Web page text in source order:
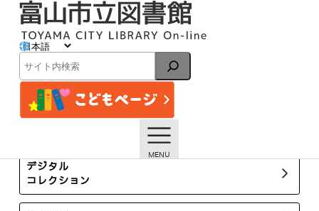
検
索
展示 ・ 行事予定
トップページ 展示 ・ 行事予定 8月の行事予定
デジタル
コレクション